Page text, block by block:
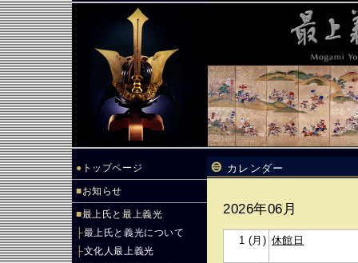
● トップページ
■お知らせ
■最上氏と最上義光
├最上氏と義光について
├文化人最上義光
カレンダー
2026年06月
1 (月) 休館日